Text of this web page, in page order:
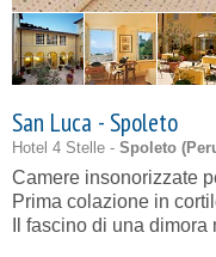
San Luca - Spoleto
Hotel 4 Stelle - Spoleto (
Camere insonorizzate
Prima colazione in
Il fascino di una